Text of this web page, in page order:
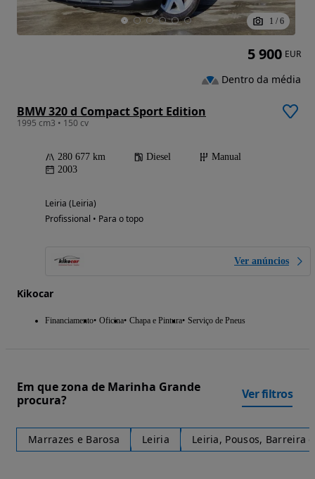
1 / 6
BMW 320 d Compact Sport Edition
1995 cm3 • 150 cv
280 677 km Diesel
Manual
2003
Leiria (Leiria)
Profissional • Para o topo
Ver anúncios
Kikocar
Financiamento Oficina Chapa e Pintura Serviço de Pneus
5 900 EUR
Dentro da média
Em que zona de Marinha Grande
procura?
Ver filtros
Marrazes e Barosa Leiria Leiria, Pousos, Barreira